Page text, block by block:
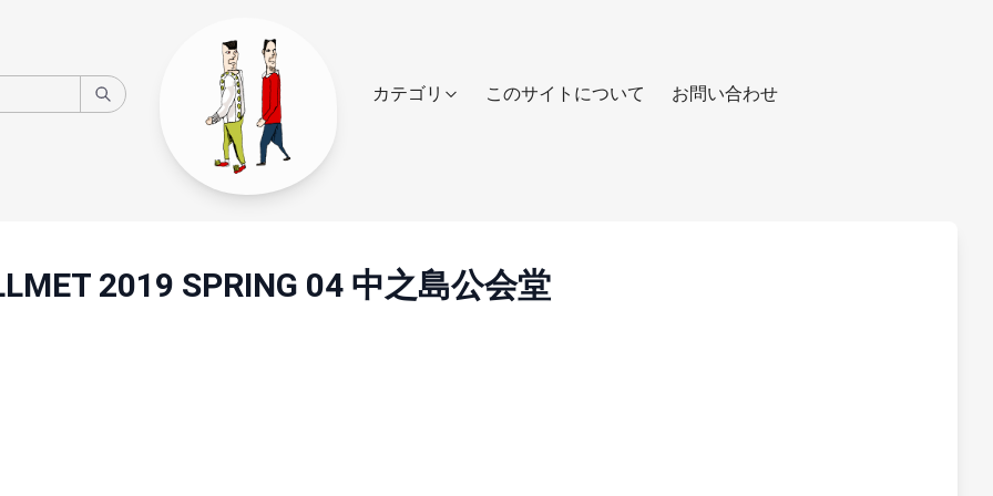
カテゴリ このサイトについて お問い合わせ
2019 SPRING 04 中之島公会堂